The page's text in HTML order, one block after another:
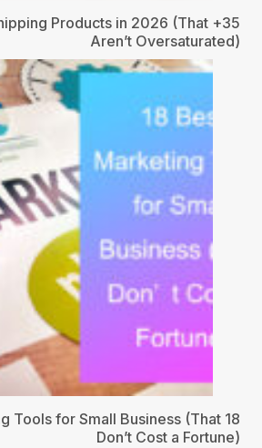
Products in 2026 (That
Aren’t Oversaturated)
Tools for Small Business (That
Don’t Cost a Fortune)